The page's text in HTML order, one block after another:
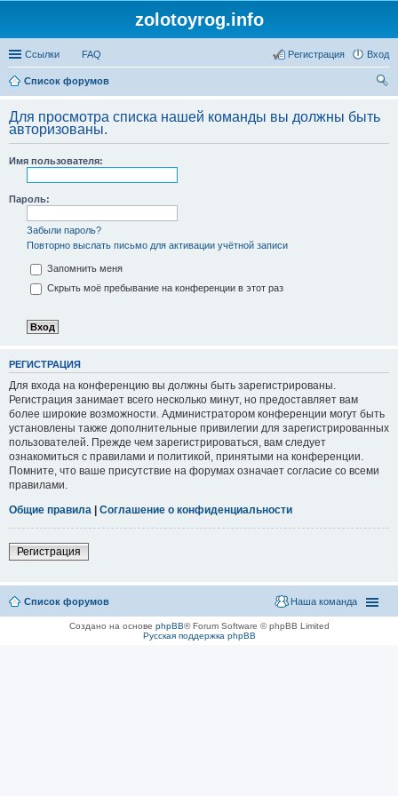
zolotoyrog.info
Ссылки FAQ Вход
Регистрация
Список форумов
ск
Для просмотра списка нашей команды вы должны быть
авторизованы.
Имя пользователя:
Пароль:
Забыли пароль?
Повторно выслать письмо для активации учётной записи
Запомнить меня
Скрыть моё пребывание на конференции в этот раз
РЕГИСТРАЦИЯ
Для входа на конференцию вы должны быть зарегистрированы.
Регистрация занимает всего несколько минут, но предоставляет вам
более широкие возможности. Администратором конференции могут быть
установлены также дополнительные привилегии для зарегистрированных
пользователей. Прежде чем зарегистрироваться, вам следует
ознакомиться с правилами и политикой, принятыми на конференции.
Помните, что ваше присутствие на форумах означает согласие со всеми
правилами.
Общие правила | Соглашение о конфиденциальности
Регистрация
Список форумов Наша команда
Создано на основе phpBB® Forum Software © phpBB Limited
Русская поддержка phpBB